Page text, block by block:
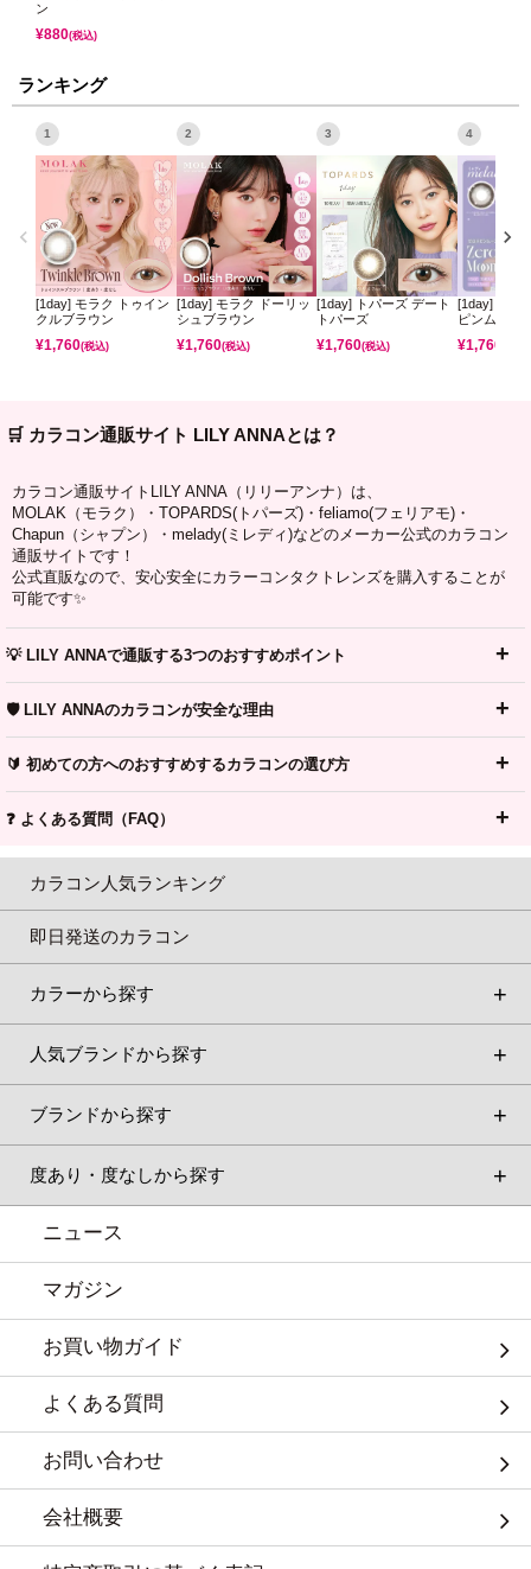
ン
¥880(税込)
ランキング
1
[1day] モラク トゥイン
クルブラウン
¥1,760(税込)
2
[1day] モラク ドーリッ
シュブラウン
¥1,760(税込)
3
[1day] トパーズ デート
トパーズ
¥1,760(税込)
4
[1day] ミレ
ピンムーン
¥1,760
🛒 カラコン通販サイト LILY ANNAとは？
カラコン通販サイトLILY ANNA（リリーアンナ）は、
MOLAK（モラク）・TOPARDS(トパーズ)・feliamo(フェリアモ)・
Chapun（シャプン）・melady(ミレディ)などのメーカー公式のカラコン
通販サイトです！
公式直販なので、安心安全にカラーコンタクトレンズを購入することが
可能です✨
💡 LILY ANNAで通販する3つのおすすめポイント
🛡️ LILY ANNAのカラコンが安全な理由
🔰 初めての方へのおすすめするカラコンの選び方
❓ よくある質問（FAQ）
カラコン人気ランキング
即日発送のカラコン
カラーから探す
人気ブランドから探す
ブランドから探す
度あり・度なしから探す
ニュース
マガジン
お買い物ガイド
よくある質問
お問い合わせ
会社概要